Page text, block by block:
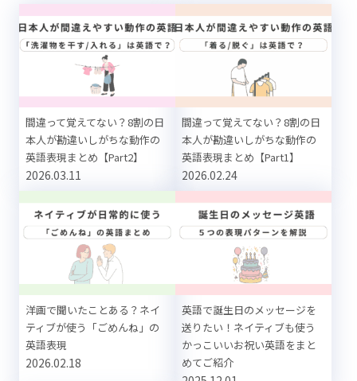
間違って覚えてない？8割の日
本人が勘違いしがちな動作の
英語表現まとめ【Part2】
2026.03.11
間違って覚えてない？8割の日
本人が勘違いしがちな動作の
英語表現まとめ【Part1】
2026.02.24
洋画で聞いたことある？ネイ
ティブが使う「ごめんね」の
英語表現
2026.02.18
英語で誕生日のメッセージを
送りたい！ネイティブも使う
かっこいいお祝い英語をまと
めてご紹介